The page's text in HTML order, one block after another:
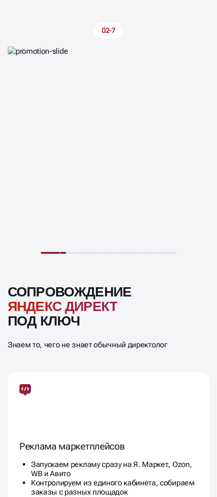
02-7
СОПРОВОЖДЕНИЕ
ЯНДЕКС ДИРЕКТ
ПОД КЛЮЧ
Знаем то, чего не знает обычный директолог
Реклама маркетплейсов
Запускаем рекламу сразу на Я. Маркет, Ozon,
WB и Авито
Контролируем из единого кабинета, собираем
заказы с разных площадок